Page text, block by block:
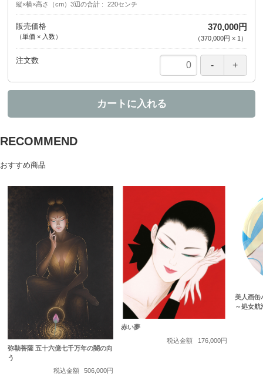
縦×横×高さ（cm）3辺の合計
220センチ
販売価格
（単価 × 入数）
370,000円
（370,000円 × 1 ）
注文数
カートに入れる
RECOMMEND
おすすめ商品
弥勒菩薩 五十六億七千万年の闇の向
う
税込金額
506,000円
赤い夢
税込金額
176,000円
美人画缶
～処女航